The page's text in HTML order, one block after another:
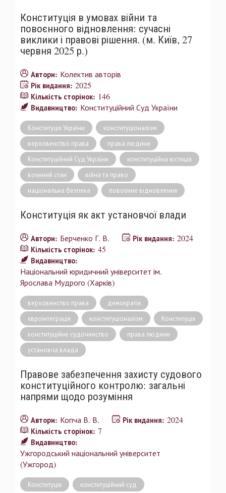
Конституція в умовах війни та
повоєнного відновлення: сучасні
виклики і правові рішення. (м. Київ, 27
червня 2025 р.)
Автори: Колектив авторів
Рік видання: 2025
Кількість сторінок: 146
Видавництво: Конституційний Суд України
Конституція України
конституціоналізм
верховенство права
права людини
Конституційний Суд України
конституційна юстиція
воєнний стан
війна та право
національна безпека
повоєнне відновлення
Конституція як акт установчої влади
Автори: Берченко Г. В. Рік видання: 2024
Кількість сторінок: 45
Видавництво:
Національний юридичний університет ім.
Ярослава Мудрого (Харків)
верховенство права
демократія
євроінтеграція
конституціоналізм
Конституція
конституційне судочинство
права людини
установча влада
Правове забезпечення захисту судового
конституційного контролю: загальні
напрями щодо розуміння
Автори: Копча В. В. Рік видання: 2024
Кількість сторінок: 7
Видавництво:
Ужгородський національний університет
(Ужгород)
Конституція конституційний суд